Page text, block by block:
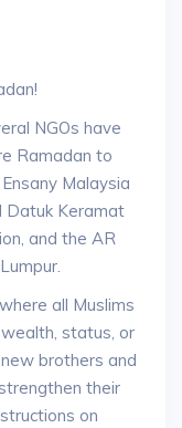
NGOs have
Ramadan to
Malaysia
Datuk Keramat
and the AR
all Muslims
status, or
brothers and
their
on